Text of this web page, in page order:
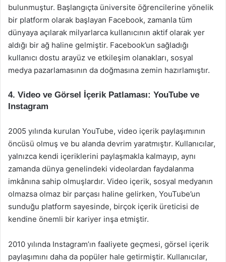
bulunmuştur. Başlangıçta üniversite öğrencilerine yönelik
bir platform olarak başlayan Facebook, zamanla tüm
dünyaya açılarak milyarlarca kullanıcının aktif olarak yer
aldığı bir ağ haline gelmiştir. Facebook’un sağladığı
kullanıcı dostu arayüz ve etkileşim olanakları, sosyal
medya pazarlamasının da doğmasına zemin hazırlamıştır.
4. Video ve Görsel İçerik Patlaması: YouTube ve
Instagram
2005 yılında kurulan YouTube, video içerik paylaşımının
öncüsü olmuş ve bu alanda devrim yaratmıştır. Kullanıcılar,
yalnızca kendi içeriklerini paylaşmakla kalmayıp, aynı
zamanda dünya genelindeki videolardan faydalanma
imkânına sahip olmuşlardır. Video içerik, sosyal medyanın
olmazsa olmaz bir parçası haline gelirken, YouTube’un
sunduğu platform sayesinde, birçok içerik üreticisi de
kendine önemli bir kariyer inşa etmiştir.
2010 yılında Instagram’ın faaliyete geçmesi, görsel içerik
paylaşımını daha da popüler hale getirmiştir. Kullanıcılar,